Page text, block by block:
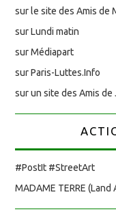
sur le site des Amis de
sur Lundi matin
sur Médiapart
sur Paris-Luttes.Info
sur un site des Amis de
#PostIt #StreetArt
MADAME TERRE (Land